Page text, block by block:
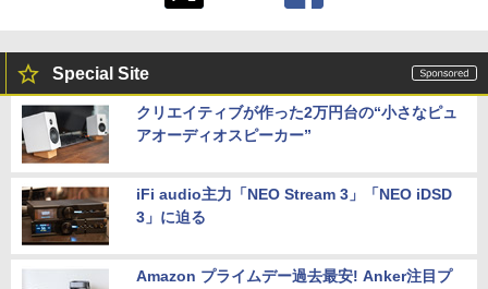
Special Site
クリエイティブが作った2万円台の“小さなピュ
アオーディオスピーカー”
iFi audio主力「NEO Stream 3」「NEO iDSD
3」に迫る
Amazon プライムデー過去最安! Anker注目プ